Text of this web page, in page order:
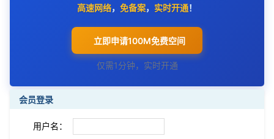
高速网络， 免备案， 实时开通！
立即申请100M免费空间
仅需1分钟，实时开通
会员登录
用户名：